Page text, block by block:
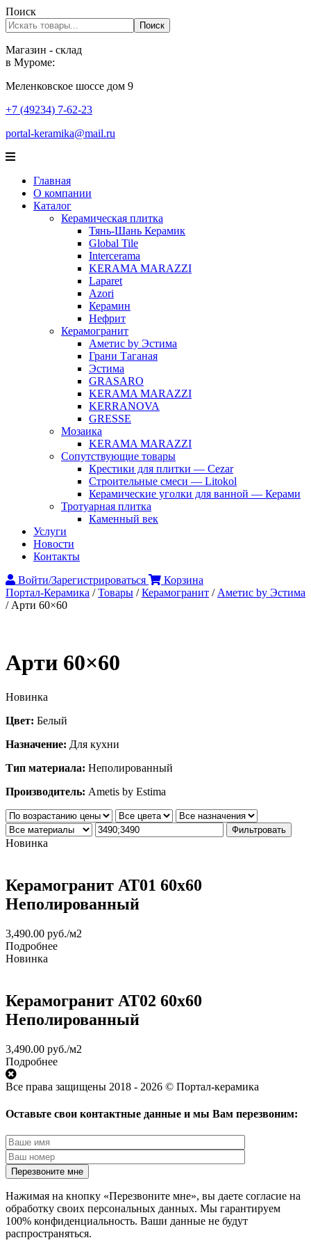
Поиск
Поиск
Магазин - склад
в Муроме:
Меленковское шоссе дом 9
+7 (49234) 7-62-23
portal-keramika@mail.ru
Главная
О компании
Каталог
Керамическая плитка
Тянь-Шань Керамик
Global Tile
Intercerama
KERAMA MARAZZI
Laparet
Аzori
Керамин
Нефрит
Керамогранит
Аметис by Эстима
Грани Таганая
Эстима
GRASARO
KERAMA MARAZZI
KERRANOVA
GRESSE
Мозаика
KERAMA MARAZZI
Сопутствующие товары
Крестики для плитки — Cezar
Строительные смеси — Litokol
Керамические уголки для ванной — Керами
Тротуарная плитка
Каменный век
Услуги
Новости
Контакты
Войти/Зарегистрироваться
Корзина
Портал-Керамика /Товары /Керамогранит / Аметис by Эстима
/ Арти 60×60
Арти 60×60
Новинка
Цвет: Белый
Назначение: Для кухни
Тип материала: Неполированный
Производитель: Ametis by Estima
Фильтровать
Новинка
Керамогранит AT01 60x60
Неполированный
3,490.00 руб./м2
Подробнее
Новинка
Керамогранит AT02 60x60
Неполированный
3,490.00 руб./м2
Подробнее
Все права защищены 2018 - 2026 © Портал-керамика
Оставьте свои контактные данные и мы Вам перезвоним:
Нажимая на кнопку «Перезвоните мне», вы даете согласие на
обработку своих персональных данных. Мы гарантируем
100% конфиденциальность. Ваши данные не будут
распространяться.